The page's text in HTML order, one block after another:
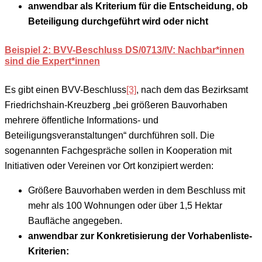
anwendbar als Kriterium für die Entscheidung, ob
Beteiligung durchgeführt wird oder nicht
Beispiel 2: BVV-Beschluss DS/0713/IV: Nachbar*innen
sind die Expert*innen
Es gibt einen BVV-Beschluss[3], nach dem das Bezirksamt
Friedrichshain-Kreuzberg „bei größeren Bauvorhaben
mehrere öffentliche Informations- und
Beteiligungsveranstaltungen“ durchführen soll. Die
sogenannten Fachgespräche sollen in Kooperation mit
Initiativen oder Vereinen vor Ort konzipiert werden:
Größere Bauvorhaben werden in dem Beschluss mit
mehr als 100 Wohnungen oder über 1,5 Hektar
Baufläche angegeben.
anwendbar zur Konkretisierung der Vorhabenliste-
Kriterien: